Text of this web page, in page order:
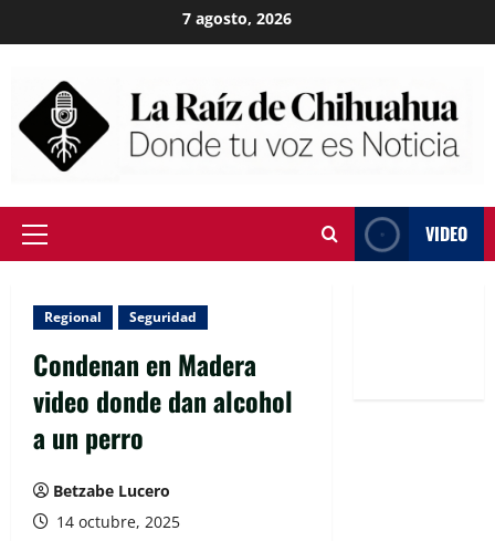
to
7 agosto, 2026
Primary
VIDEO
Regional Seguridad
Condenan en Madera
video donde dan alcohol
a un perro
Betzabe Lucero
14 octubre, 2025